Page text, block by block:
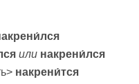
или накрени́лся
накрени́тся